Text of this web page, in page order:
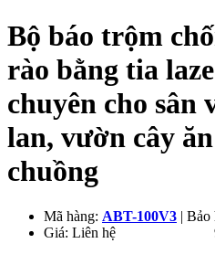
Bộ báo trộm
rào bằng tia
chuyên cho sân
lan, vườn cây
chuồng
Mã hàng: ABT-100V3 | Bảo
Giá: Liên hệ